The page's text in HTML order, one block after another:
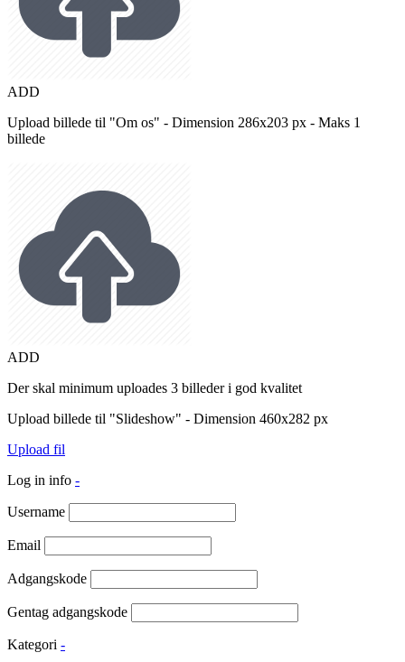
ADD
Upload billede til "Om os" - Dimension 286x203 px - Maks 1
billede
ADD
Der skal minimum uploades 3 billeder i god kvalitet
Upload billede til "Slideshow" - Dimension 460x282 px
Upload fil
Log in info -
Username
Email
Adgangskode
Gentag adgangskode
Kategori -